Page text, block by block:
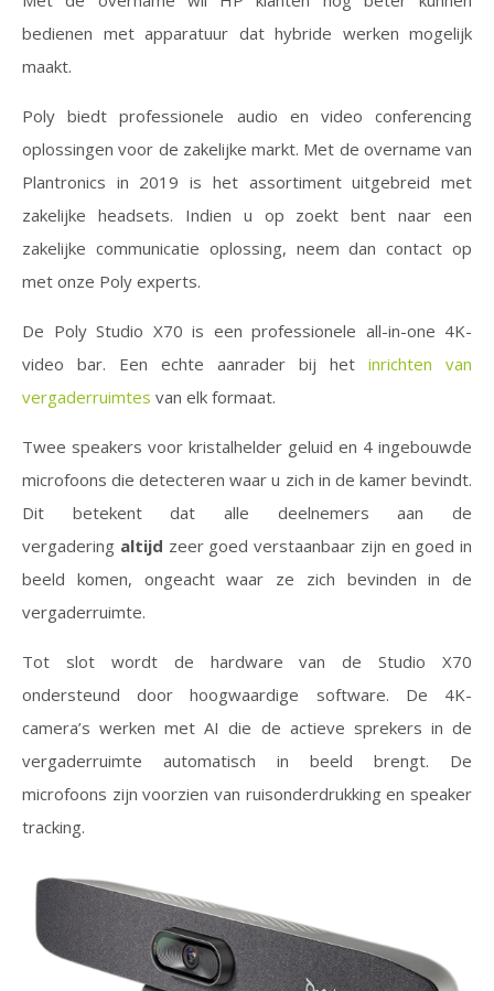
bedienen met apparatuur dat hybride werken mogelijk
maakt.
Poly biedt professionele audio en video conferencing
oplossingen voor de zakelijke markt. Met de overname van
Plantronics in 2019 is het assortiment uitgebreid met
zakelijke headsets. Indien u op zoekt bent naar een
zakelijke communicatie oplossing, neem dan contact op
met onze Poly experts.
De Poly Studio X70 is een professionele all-in-one 4K-
video bar. Een echte aanrader bij het inrichten van
vergaderruimtes van elk formaat.
Twee speakers voor kristalhelder geluid en 4 ingebouwde
microfoons die detecteren waar u zich in de kamer bevindt.
Dit betekent dat alle deelnemers aan de
vergadering altijd zeer goed verstaanbaar zijn en goed in
beeld komen, ongeacht waar ze zich bevinden in de
vergaderruimte.
Tot slot wordt de hardware van de Studio X70
ondersteund door hoogwaardige software. De 4K-
camera’s werken met AI die de actieve sprekers in de
vergaderruimte automatisch in beeld brengt. De
microfoons zijn voorzien van ruisonderdrukking en speaker
tracking.